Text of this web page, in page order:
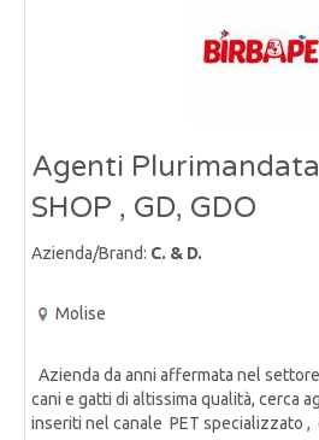
Agenti
SHOP , GD, GDO
Azienda/Brand: C. & D.
Molise
Azienda da anni affermata nel
cani e gatti di altissima qualità, cerca
inseriti nel canale PET specializzato ,